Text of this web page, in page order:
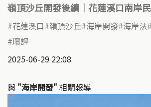
嶺頂沙丘開發後續｜花蓮溪口南岸
花蓮溪口 嶺頂沙丘 海岸開發 海岸法
環評
2025-06-29 22:08
與 "海岸開發" 相關報導